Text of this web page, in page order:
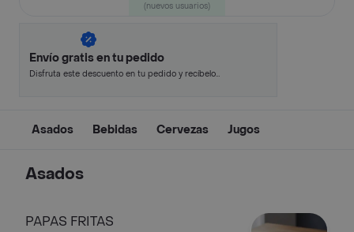
(nuevos usuarios)
Envío gratis en tu pedido
Disfruta este descuento en tu pedido y recíbelo
Asados Bebidas Cervezas Jugos
Asados
PAPAS FRITAS